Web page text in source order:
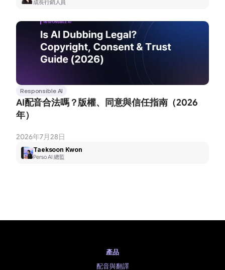
成長行銷人員
Responsible AI
AI配音合法嗎？版權、同意與信任指南（2026
年）
2026年7月28日
Taeksoon Kwon
Perso AI 總監
產品
配音與翻譯